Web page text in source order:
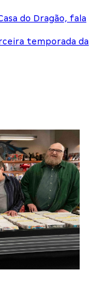
do Dragão, fala
temporada da